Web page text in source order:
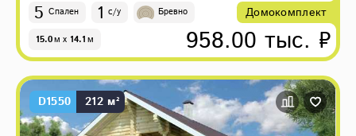
5 Спален 1 с/у Бревно
15.0м x 14.1м
Домокомплект
958.00 тыс. ₽
D1550 212 м²